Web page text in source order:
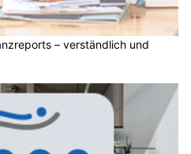
– verständlich und